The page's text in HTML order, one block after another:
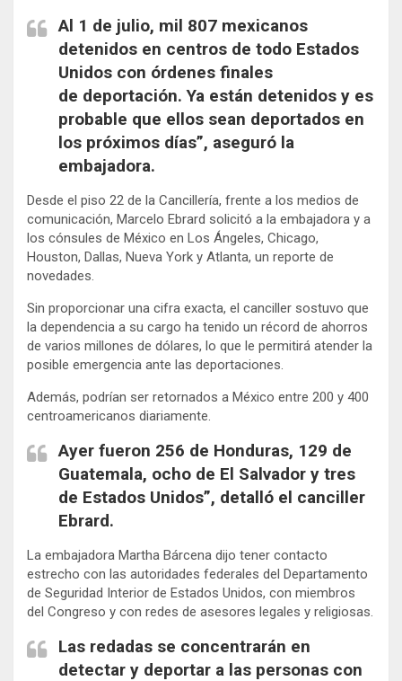
Al 1 de julio, mil 807 mexicanos
detenidos en centros de todo Estados
Unidos con órdenes finales
de deportación. Ya están detenidos y es
probable que ellos sean deportados en
los próximos días”, aseguró la
embajadora.
Desde el piso 22 de la Cancillería, frente a los medios de
comunicación, Marcelo Ebrard solicitó a la embajadora y a
los cónsules de México en Los Ángeles, Chicago,
Houston, Dallas, Nueva York y Atlanta, un reporte de
novedades.
Sin proporcionar una cifra exacta, el canciller sostuvo que
la dependencia a su cargo ha tenido un récord de ahorros
de varios millones de dólares, lo que le permitirá atender la
posible emergencia ante las deportaciones.
Además, podrían ser retornados a México entre 200 y 400
centroamericanos diariamente.
Ayer fueron 256 de Honduras, 129 de
Guatemala, ocho de El Salvador y tres
de Estados Unidos”, detalló el canciller
Ebrard.
La embajadora Martha Bárcena dijo tener contacto
estrecho con las autoridades federales del Departamento
de Seguridad Interior de Estados Unidos, con miembros
del Congreso y con redes de asesores legales y religiosas.
Las redadas se concentrarán en
detectar y deportar a las personas con